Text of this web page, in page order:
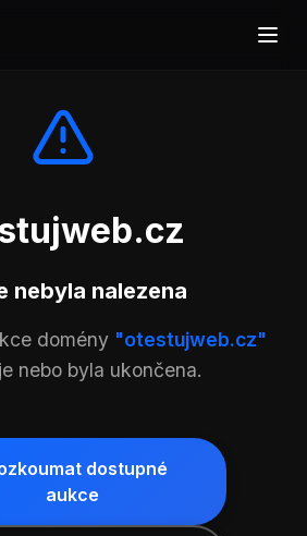
nebyla nalezena
domény "otestujweb.cz"
nebo byla ukončena.
dostupné
aukce